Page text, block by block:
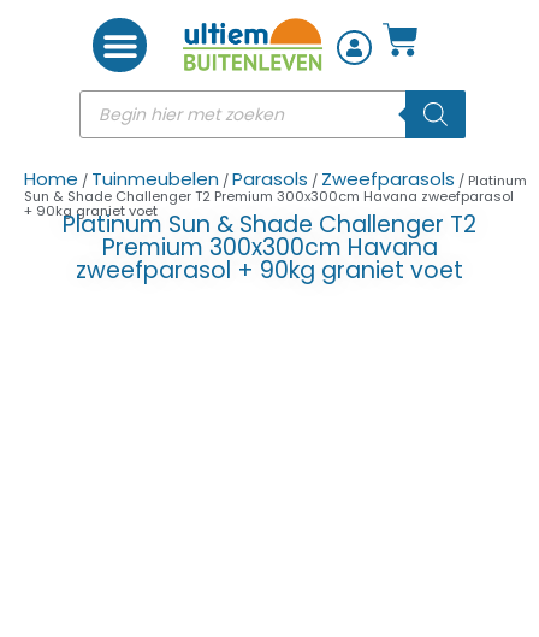
Home / Tuinmeubelen /Parasols / Zweefparasols / Platinum
Sun & Shade Challenger T2 Premium 300x300cm Havana zweefparasol
+ 90kg graniet voet
Platinum Sun & Shade Challenger T2
Premium 300x300cm Havana
zweefparasol + 90kg graniet voet